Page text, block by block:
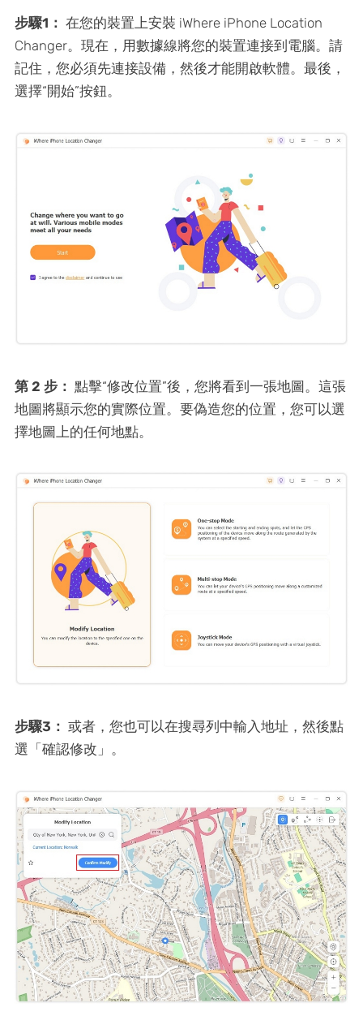
步驟1： 在您的裝置上安裝 iWhere iPhone Location
Changer。現在，用數據線將您的裝置連接到電腦。請
記住，您必須先連接設備，然後才能開啟軟體。最後，
選擇“開始”按鈕。
第 2 步： 點擊“修改位置”後，您將看到一張地圖。這張
地圖將顯示您的實際位置。要偽造您的位置，您可以選
擇地圖上的任何地點。
步驟3： 或者，您也可以在搜尋列中輸入地址，然後點
選「確認修改」。